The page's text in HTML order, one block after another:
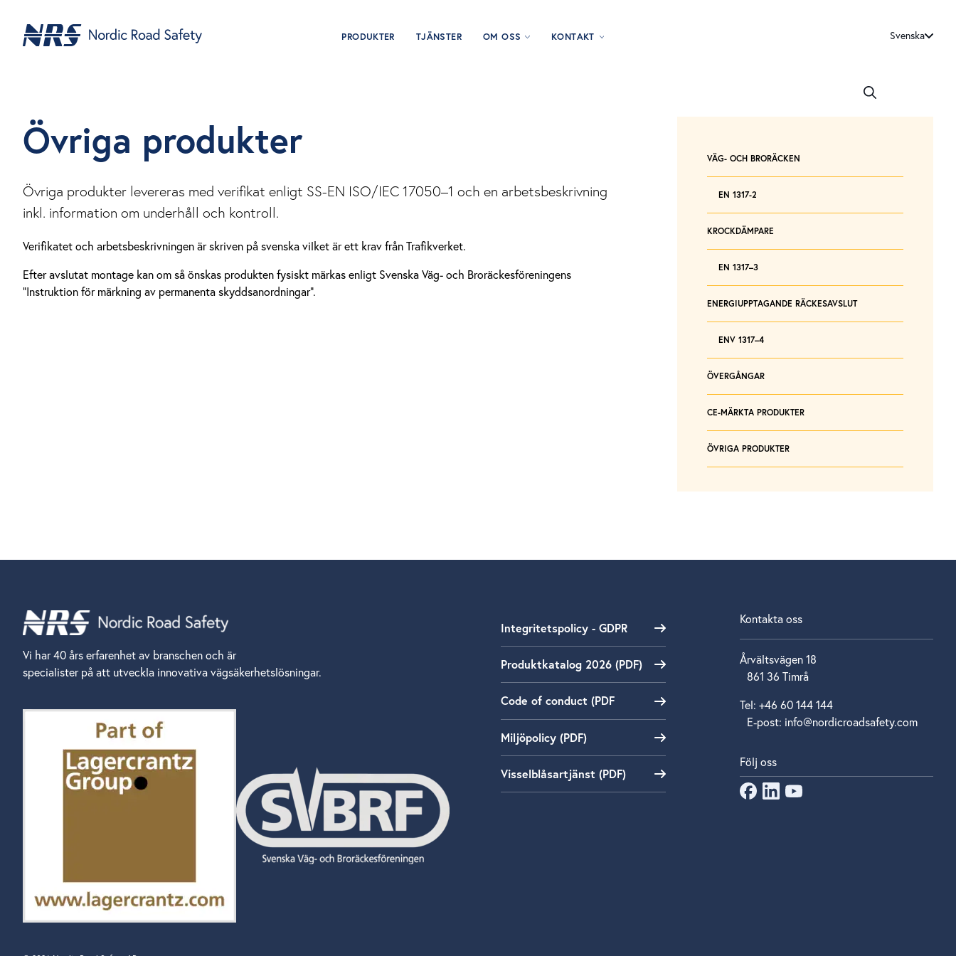
PRODUKTER TJÄNSTER OM OSS KONTAKT Svenska
VÄG- OCH BRORÄCKEN
EN 1317-2
KROCKDÄMPARE
EN 1317–3
ENERGIUPPTAGANDE RÄCKESAVSLUT
ENV 1317–4
ÖVERGÅNGAR
CE-MÄRKTA PRODUKTER
ÖVRIGA PRODUKTER
Övriga produkter
Övriga produkter levereras med verifikat enligt SS-EN ISO/IEC 17050–1 och en arbetsbeskrivning
inkl. information om underhåll och kontroll.
Verifikatet och arbetsbeskrivningen är skriven på svenska vilket är ett krav från Trafikverket.
Efter avslutat montage kan om så önskas produkten fysiskt märkas enligt Svenska Väg- och Broräckesföreningens
”Instruktion för märkning av permanenta skyddsanordningar”.
Vi har 40 års erfarenhet av branschen och är
specialister på att utveckla innovativa vägsäkerhetslösningar.
Integritetspolicy - GDPR
Produktkatalog 2026 (PDF)
Code of conduct (PDF
Miljöpolicy (PDF)
Visselblåsartjänst (PDF)
Kontakta oss
Årvältsvägen 18
861 36 Timrå
Tel: +46 60 144 144
E‑post: info@nordicroadsafety.com
Följ oss